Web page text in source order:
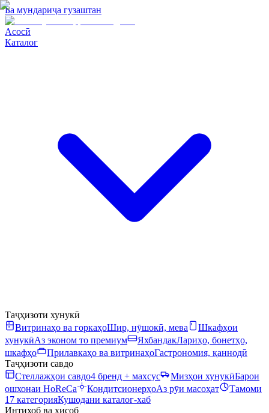
Ба мундариҷа гузаштан
Асосӣ
Каталог
Таҷҳизоти хунукӣ
Витринаҳо ва горкаҳоШир, нӯшокӣ, мева
Шкафҳои
хунукӣАз эконом то премиум ЯхбандакЛариҳо, бонетҳо,
шкафҳо
Прилавкаҳо ва витринаҳоГастрономия, қаннодӣ
Таҷҳизоти савдо
Стеллажҳои савдо4 бренд + махсус Мизҳои хунукӣБарои
ошхонаи HoReCa
КондитсионерҳоАз рӯи масоҳат
Тамоми
17 категорияКушодани каталог-хаб
Интихоб ва ҳисоб